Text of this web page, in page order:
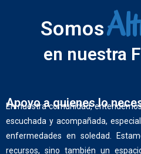
Somos
en nuestra
Apoyo a quienes lo
En nuestra comunidad,
escuchada y acompañada,
enfermedades en soledad.
recursos, sino también un